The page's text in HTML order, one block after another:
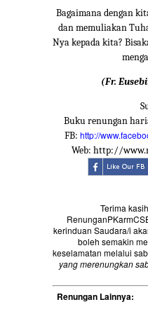
Bagaimana dengan
dan memuliakan
Nya kepada kita?
(Fr.
Buku renungan
FB: http://
Web: http://
Terima
kerinduan Saudara/i
boleh semakin
keselamatan melalui
yang merenungkan
Renungan Lainnya: